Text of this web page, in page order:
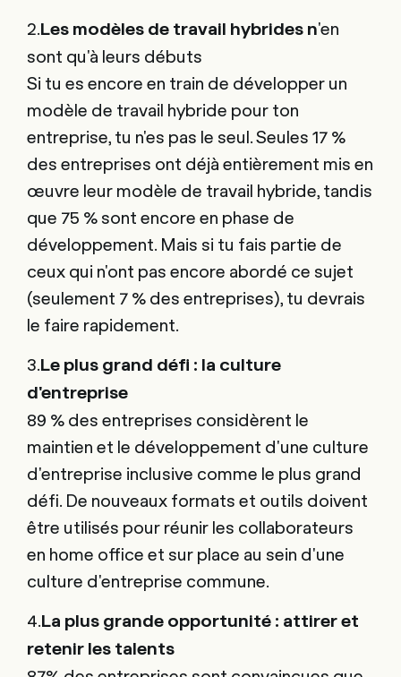
2. Les modèles de travail hybrides n'en
sont qu'à leurs débuts
Si tu es encore en train de développer un
modèle de travail hybride pour ton
entreprise, tu n'es pas le seul. Seules 17 %
des entreprises ont déjà entièrement mis en
œuvre leur modèle de travail hybride, tandis
que 75 % sont encore en phase de
développement. Mais si tu fais partie de
ceux qui n'ont pas encore abordé ce sujet
(seulement 7 % des entreprises), tu devrais
le faire rapidement.
3. Le plus grand défi : la culture
d'entreprise
89 % des entreprises considèrent le
maintien et le développement d'une culture
d'entreprise inclusive comme le plus grand
défi. De nouveaux formats et outils doivent
être utilisés pour réunir les collaborateurs
en home office et sur place au sein d'une
culture d'entreprise commune.
4.La plus grande opportunité : attirer et
retenir les talents